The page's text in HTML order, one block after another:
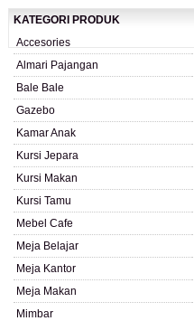
KATEGORI PRODUK
Accesories
Almari Pajangan
Bale Bale
Gazebo
Kamar Anak
Kursi Jepara
Kursi Makan
Kursi Tamu
Mebel Cafe
Meja Belajar
Meja Kantor
Meja Makan
Mimbar